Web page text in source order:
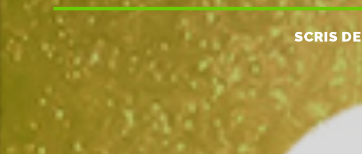
SCRIS DE